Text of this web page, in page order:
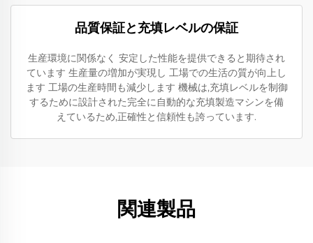
品質保証と充填レベルの保証
生産環境に関係なく 安定した性能を提供できると期待され
ています 生産量の増加が実現し 工場での生活の質が向上し
ます 工場の生産時間も減少します 機械は,充填レベルを制御
するために設計された完全に自動的な充填製造マシンを備
えているため,正確性と信頼性も誇っています.
関連製品